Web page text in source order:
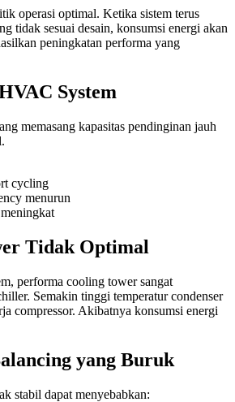
operasi optimal. Ketika sistem terus
tidak sesuai desain, konsumsi energi akan
peningkatan performa yang
System
memasang kapasitas pendinginan jauh
cycling
menurun
Tidak Optimal
performa cooling tower sangat
Semakin tinggi temperatur condenser
compressor. Akibatnya konsumsi energi
yang Buruk
stabil dapat menyebabkan: